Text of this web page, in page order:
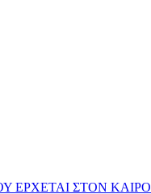
ΕΡΧΕΤΑΙ ΣΤΟΝ ΚΑΙΡΟ